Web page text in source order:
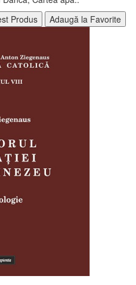
Produs Adaugă la Favorite